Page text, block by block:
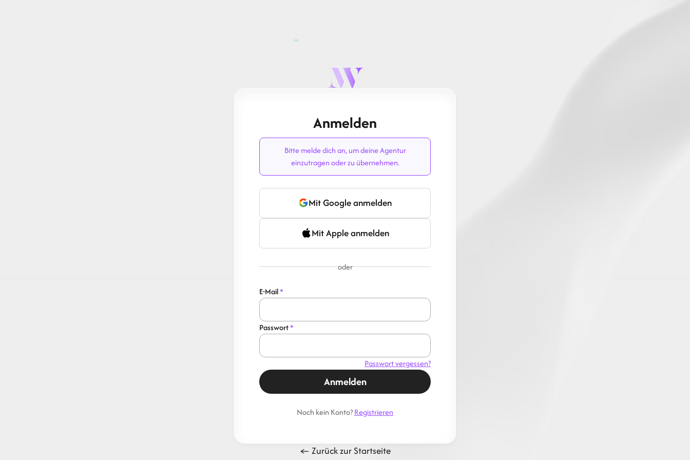
Anmelden
Bitte melde dich an, um deine Agentur
einzutragen oder zu übernehmen.
Mit Google anmelden
Mit Apple anmelden
oder
E-Mail*
Passwort*
Passwort vergessen?
Anmelden
Noch kein Konto?Registrieren
← Zurück zur Startseite